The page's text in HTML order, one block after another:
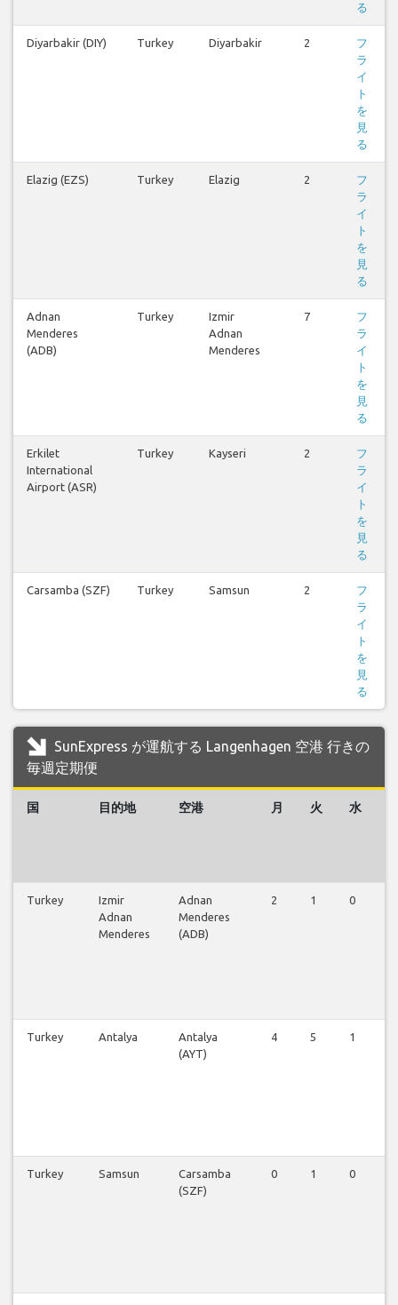
る
Diyarbakir (DIY) Turkey Diyarbakir 2
フ
ラ
イ
ト
を
見
る
Elazig (EZS) Turkey Elazig 2
フ
ラ
イ
ト
を
見
る
Adnan
Menderes
(ADB)
Turkey
Izmir
Adnan
Menderes
7
フ
ラ
イ
ト
を
見
る
Erkilet
International
Airport (ASR)
Turkey Kayseri 2
フ
ラ
イ
ト
を
見
る
Carsamba (SZF) Turkey Samsun 2
フ
ラ
イ
ト
を
見
る
SunExpress が運航する Langenhagen 空港 行きの
毎週定期便
国 目的地 空港 月 火 水
Turkey
Izmir
Adnan
Menderes
Adnan
Menderes
(ADB)
2 1 0
Turkey Antalya
Antalya
(AYT)
4 5 1
Turkey Samsun
Carsamba
(SZF)
0 1 0